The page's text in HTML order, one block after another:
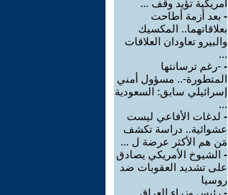
أمريكية تؤيد وقف ...
- بعد أزمة أطاحت
بعلاقاتهما.. المكسيك
والبيرو تعاودان العلاقات
...
- -رغم ترسانتها
المتطورة-.. مسؤول أمني
إسرائيلي سابق: السعودية
...
- لدغات الأفاعي ليست
عشوائية.. دراسة تكشف
مَن هم الأكثر عرضة ل ...
- الشيوخ الأمريكي يصادق
على تشديد العقوبات ضد
روسيا
- رئيس وزراء العراق